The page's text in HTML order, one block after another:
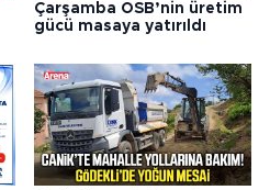
Çarşamba OSB’nin üretim
gücü masaya yatırıldı